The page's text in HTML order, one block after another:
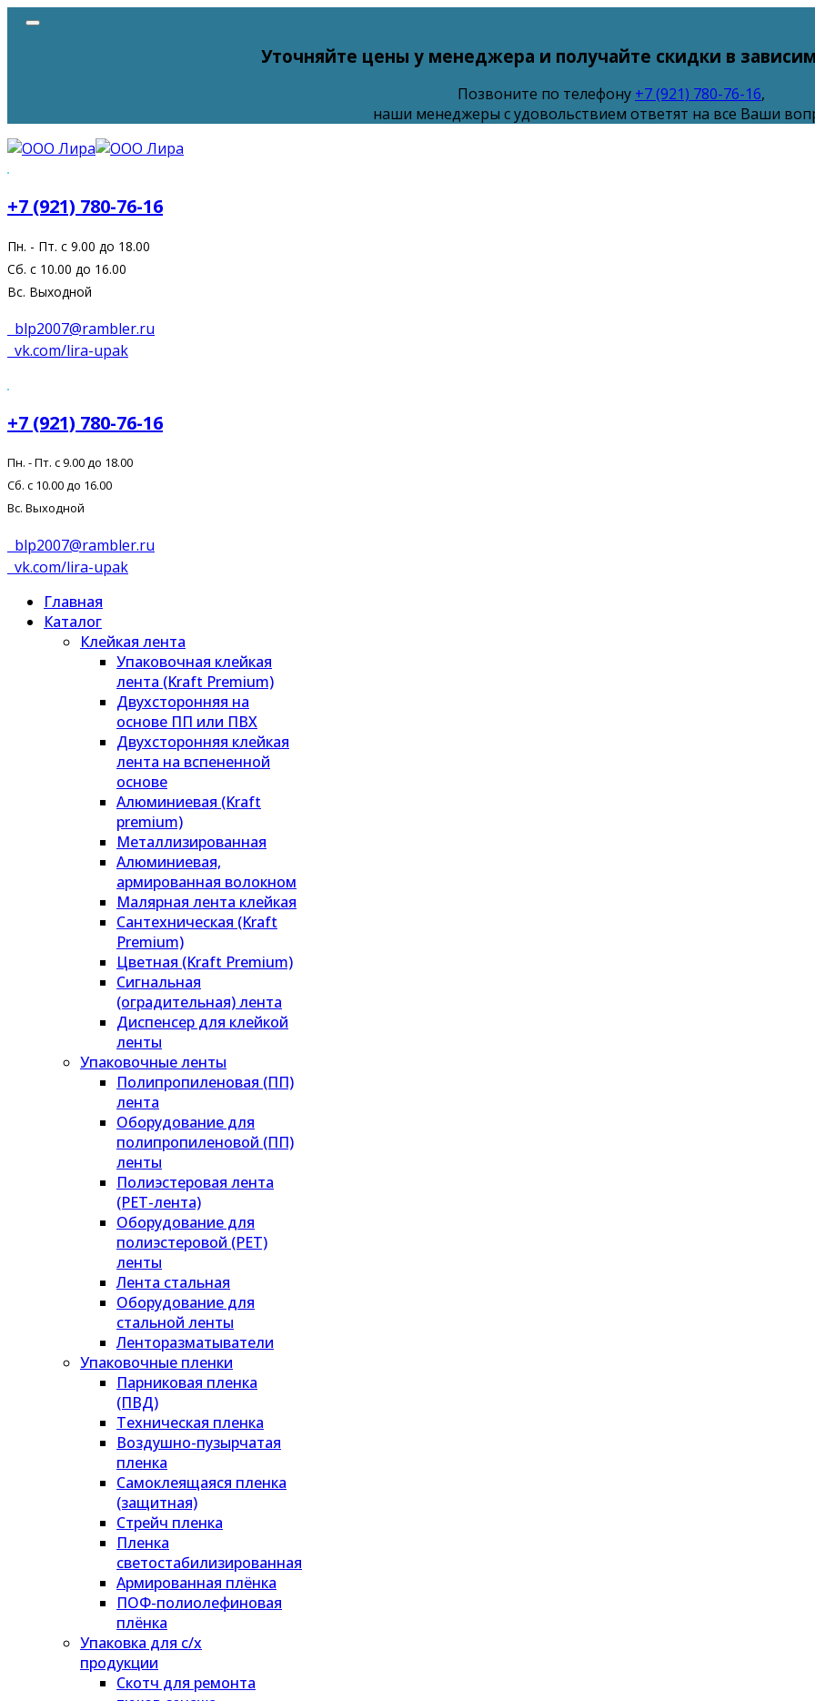
Уточняйте цены у менеджера и получайте скидки в
Позвоните по телефону +7 (921) 780-76-16,
наши менеджеры с удовольствием ответят на все Ваши
+7 (921) 780-76-16
Пн. - Пт. с 9.00 до 18.00
Сб. с 10.00 до 16.00
Вс. Выходной
blp2007@rambler.ru
vk.com/lira-upak
+7 (921) 780-76-16
Пн. - Пт. с 9.00 до 18.00
Сб. с 10.00 до 16.00
Вс. Выходной
blp2007@rambler.ru
vk.com/lira-upak
Главная
Каталог
Клейкая лента
Упаковочная клейкая
лента (Kraft Premium)
Двухсторонняя на
основе ПП или ПВХ
Двухсторонняя клейкая
лента на вспененной
основе
Алюминиевая (Kraft
premium)
Металлизированная
Алюминиевая,
армированная волокном
Малярная лента клейкая
Сантехническая (Kraft
Premium)
Цветная (Kraft Premium)
Сигнальная
(оградительная) лента
Диспенсер для клейкой
ленты
Упаковочные ленты
Полипропиленовая (ПП)
лента
Оборудование для
полипропиленовой (ПП)
ленты
Полиэстеровая лента
(PET-лента)
Оборудование для
полиэстеровой (PET)
ленты
Лента стальная
Оборудование для
стальной ленты
Ленторазматыватели
Упаковочные пленки
Парниковая пленка
(ПВД)
Техническая пленка
Воздушно-пузырчатая
пленка
Самоклеящаяся пленка
(защитная)
Стрейч пленка
Пленка
светостабилизированная
Армированная плёнка
ПОФ-полиолефиновая
плёнка
Упаковка для с/х
продукции
Скотч для ремонта